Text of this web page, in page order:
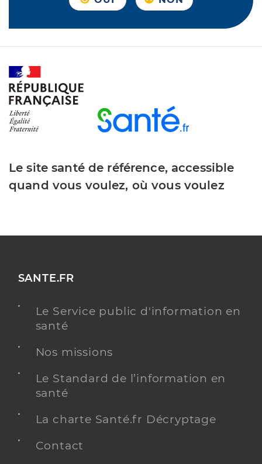
Le site santé de référence, accessible
quand vous voulez, où vous voulez
SANTE.FR
Le Service public d'information en
santé
Nos missions
Le Standard de l’information en
santé
La charte Santé.fr Décryptage
Contact